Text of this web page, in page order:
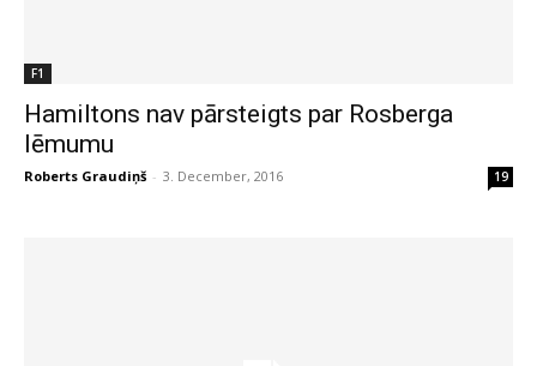
F1
Hamiltons nav pārsteigts par Rosberga
lēmumu
Roberts Graudiņš - 3. December, 2016 19